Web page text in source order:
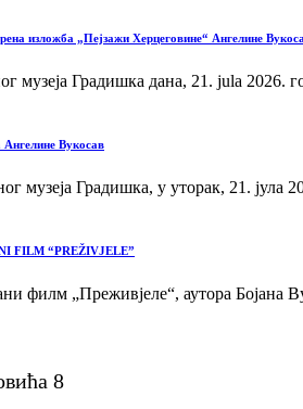
изложба „Пејзажи Херцеговине“ Ангелине
музеја Градишка дана, 21. jula 2026.
Вукосав
музеја Градишка, у уторак, 21. јула
FILM “PREŽIVJELE”
филм „Преживјеле“, аутора Бојана
8